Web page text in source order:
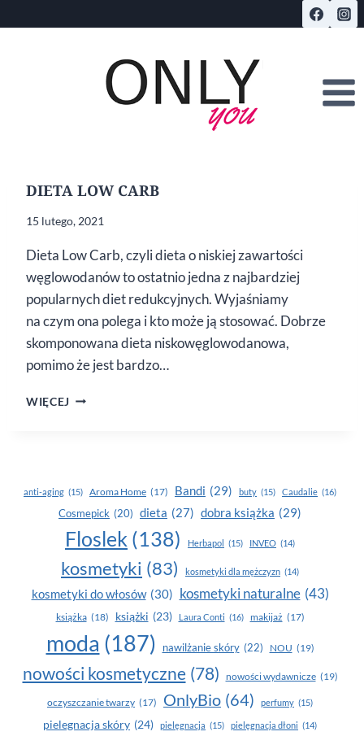
do
DIETA LOW CARB
15 lutego, 2021
Dieta Low Carb, czyli dieta o niskiej zawartości
węglowodanów to ostatnio jedna z najbardziej
popularnych diet redukcyjnych. Wyjaśniamy
na czym ona polega i kto może ją stosować. Dobrze
skomponowana dieta niskowęglowodanowa,
pomimo że jest bardzo…
WIĘCEJ DIETA
anti-aging (15) Aroma Home (17) Bandi (29) buty (15) Caudalie (16)
Cosmepick (20) dieta (27) dobra książka (29)
Floslek (138) Herbapol (15) INVEO (14)
kosmetyki (83) kosmetyki dla mężczyzn (14)
kosmetyki do włosów (30) kosmetyki naturalne (43)
książka (18) książki (23) Laura Conti (16) makijaż (17)
moda (187) nawilżanie skóry (22) NOU (19)
nowości kosmetyczne (78) nowości wydawnicze (19)
oczyszczanie twarzy (17) OnlyBio (64) perfumy (15)
pielegnacja skóry (24) pielęgnacja (15) pielęgnacja dłoni (14)